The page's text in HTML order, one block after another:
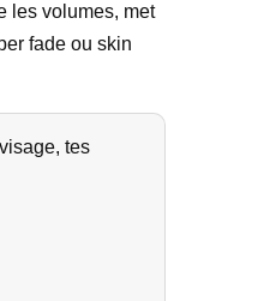
les volumes, met
fade ou skin
tes